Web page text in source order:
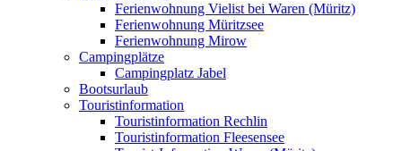
Ferienwohnung Vielist bei Waren (Müritz)
Ferienwohnung Müritzsee
Ferienwohnung Mirow
Campingplätze
Campingplatz Jabel
Bootsurlaub
Touristinformation
Touristinformation Rechlin
Touristinformation Fleesensee